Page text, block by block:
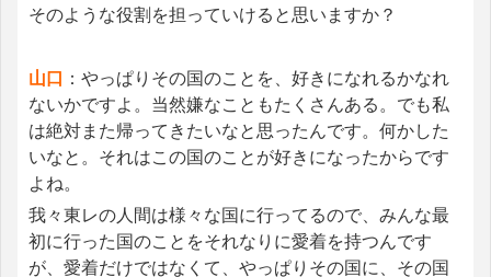
そのような役割を担っていけると思いますか？
山口 ：やっぱりその国のことを、好きになれるかなれ
ないかですよ。当然嫌なこともたくさんある。でも私
は絶対また帰ってきたいなと思ったんです。何かした
いなと。それはこの国のことが好きになったからです
よね。
我々東レの人間は様々な国に行ってるので、みんな最
初に行った国のことをそれなりに愛着を持つんです
が、愛着だけではなくて、やっぱりその国に、その国